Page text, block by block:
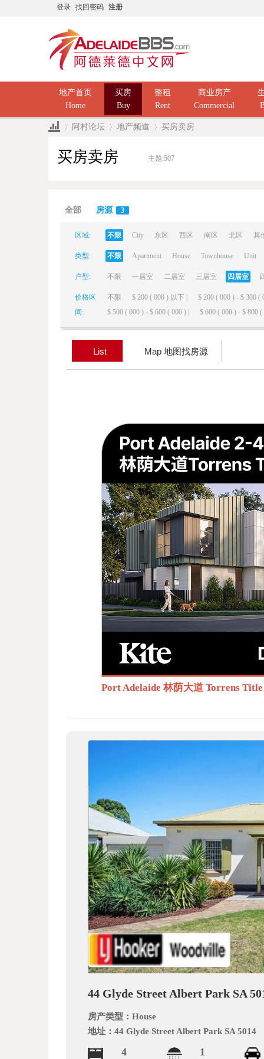
登录 找回密码 注册
地产首页
Home
买房
Buy
整租
Rent
商业房产
Commercial
阿村论坛 地产频道 买房卖房
买房卖房 主题:507
全部 房源 3
区域: 不限 City 东区 西区 南区 北区 其
类型: 不限 Apartment House Townhouse Unit
户型: 不限 一居室 二居室 三居室 四居室
价格区
间:
不限 $ 200 ( 000 ) 以下 |
$ 200 ( 000 ) - $ 300 (
$ 500 ( 000 ) - $ 600 ( 000 ) |
$ 600 ( 000 ) - $ 800 (
List Map 地图找房源
Port Adelaide 林荫大道 Torrens
44 Glyde Street Albert Park SA
房产类型：House
地址：44 Glyde Street Albert Park SA 5014
4 1